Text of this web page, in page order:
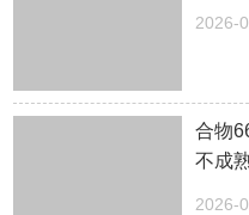
2026-
合物
不成
2026-